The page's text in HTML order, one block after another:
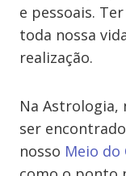
e pessoais.
toda nossa
realização.
Na
ser
nosso Meio do